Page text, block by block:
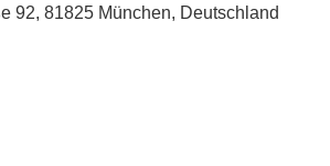
92, 81825 München, Deutschland